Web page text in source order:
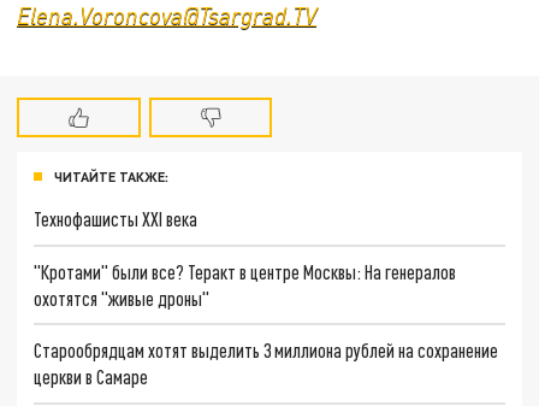
Elena.Voroncova@Tsargrad.TV
ЧИТАЙТЕ ТАКЖЕ:
Технофашисты XXI века
"Кротами" были все? Теракт в центре Москвы: На генералов
охотятся "живые дроны"
Старообрядцам хотят выделить 3 миллиона рублей на сохранение
церкви в Самаре